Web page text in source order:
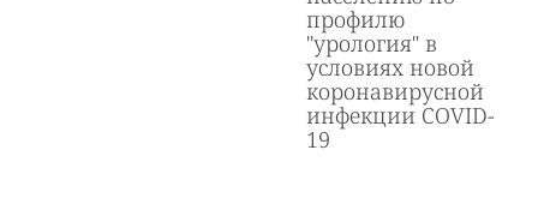
профилю
"урология" в
условиях новой
коронавирусной
инфекции COVID-
19